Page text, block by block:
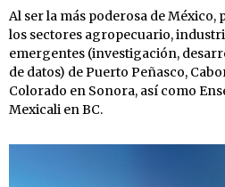
Al ser la más poderosa de
los sectores agropecuario,
emergentes (investigación,
de datos) de Puerto Peñasco,
Colorado en Sonora, así como
Mexicali en BC.